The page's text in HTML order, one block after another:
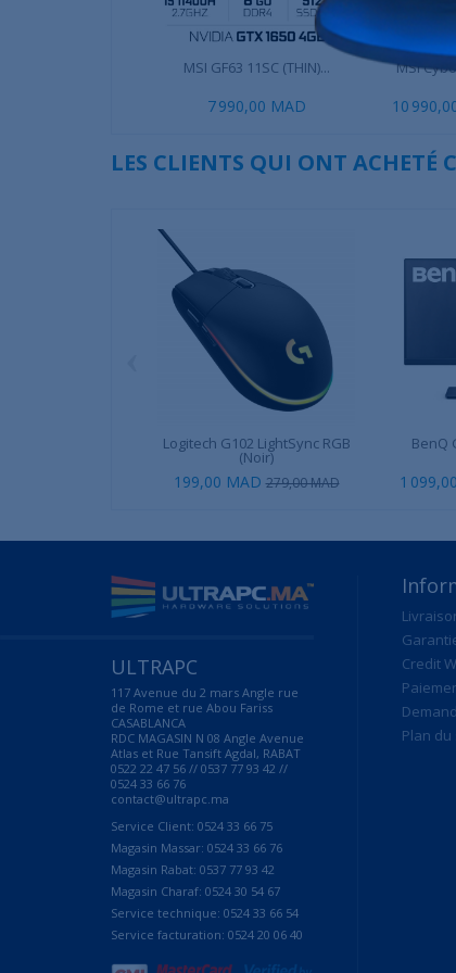
MSI GF63 11SC (THIN)...
7 990,00 MAD
MSI
10
LES CLIENTS QUI ONT ACHETÉ
Logitech G102 LightSync RGB
(Noir)
199,00 MAD 279,00 MAD
BenQ
1
ULTRAPC
117 Avenue du 2 mars Angle rue
de Rome et rue Abou Fariss
CASABLANCA
RDC MAGASIN N 08 Angle Avenue
Atlas et Rue Tansift Agdal, RABAT
0522 22 47 56 // 0537 77 93 42 //
0524 33 66 76
contact@ultrapc.ma
Service Client: 0524 33 66 75
Magasin Massar: 0524 33 66 76
Magasin Rabat: 0537 77 93 42
Magasin Charaf: 0524 30 54 67
Service technique: 0524 33 66 54
Service facturation: 0524 20 06 40
Credit
Plan du